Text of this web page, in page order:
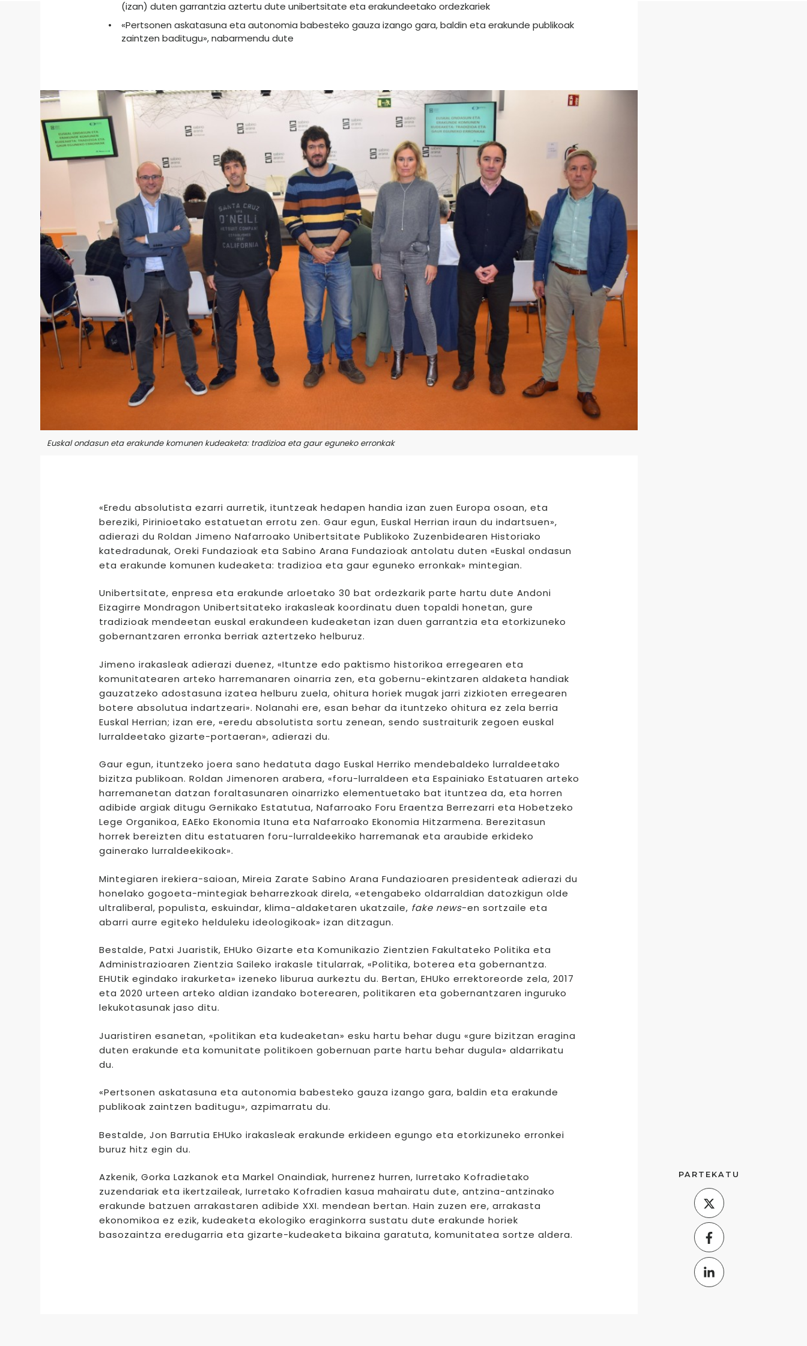
(izan) duten garrantzia aztertu dute unibertsitate eta erakundeetako ordezkariek
«Pertsonen askatasuna eta autonomia babesteko gauza izango gara, baldin eta erakunde publikoak
zaintzen baditugu», nabarmendu dute
Euskal ondasun eta erakunde komunen kudeaketa: tradizioa eta gaur eguneko erronkak
«Eredu absolutista ezarri aurretik, ituntzeak hedapen handia izan zuen Europa osoan, eta
bereziki, Pirinioetako estatuetan errotu zen. Gaur egun, Euskal Herrian iraun du indartsuen»,
adierazi du Roldan Jimeno Nafarroako Unibertsitate Publikoko Zuzenbidearen Historiako
katedradunak, Oreki Fundazioak eta Sabino Arana Fundazioak antolatu duten «Euskal ondasun
eta erakunde komunen kudeaketa: tradizioa eta gaur eguneko erronkak» mintegian.
Unibertsitate, enpresa eta erakunde arloetako 30 bat ordezkarik parte hartu dute Andoni
Eizagirre Mondragon Unibertsitateko irakasleak koordinatu duen topaldi honetan, gure
tradizioak mendeetan euskal erakundeen kudeaketan izan duen garrantzia eta etorkizuneko
gobernantzaren erronka berriak aztertzeko helburuz.
Jimeno irakasleak adierazi duenez, «Ituntze edo paktismo historikoa erregearen eta
komunitatearen arteko harremanaren oinarria zen, eta gobernu-ekintzaren aldaketa handiak
gauzatzeko adostasuna izatea helburu zuela, ohitura horiek mugak jarri zizkioten erregearen
botere absolutua indartzeari». Nolanahi ere, esan behar da ituntzeko ohitura ez zela berria
Euskal Herrian; izan ere, «eredu absolutista sortu zenean, sendo sustraiturik zegoen euskal
lurraldeetako gizarte-portaeran», adierazi du.
Gaur egun, ituntzeko joera sano hedatuta dago Euskal Herriko mendebaldeko lurraldeetako
bizitza publikoan. Roldan Jimenoren arabera, «foru-lurraldeen eta Espainiako Estatuaren arteko
harremanetan datzan foraltasunaren oinarrizko elementuetako bat ituntzea da, eta horren
adibide argiak ditugu Gernikako Estatutua, Nafarroako Foru Eraentza Berrezarri eta Hobetzeko
Lege Organikoa, EAEko Ekonomia Ituna eta Nafarroako Ekonomia Hitzarmena. Berezitasun
horrek bereizten ditu estatuaren foru-lurraldeekiko harremanak eta araubide erkideko
gainerako lurraldeekikoak».
Mintegiaren irekiera-saioan, Mireia Zarate Sabino Arana Fundazioaren presidenteak adierazi du
honelako gogoeta-mintegiak beharrezkoak direla, «etengabeko oldarraldian datozkigun olde
ultraliberal, populista, eskuindar, klima-aldaketaren ukatzaile, fake news-en sortzaile eta
abarri aurre egiteko helduleku ideologikoak» izan ditzagun.
Bestalde, Patxi Juaristik, EHUko Gizarte eta Komunikazio Zientzien Fakultateko Politika eta
Administrazioaren Zientzia Saileko irakasle titularrak, «Politika, boterea eta gobernantza.
EHUtik egindako irakurketa» izeneko liburua aurkeztu du. Bertan, EHUko errektoreorde zela, 2017
eta 2020 urteen arteko aldian izandako boterearen, politikaren eta gobernantzaren inguruko
lekukotasunak jaso ditu.
Juaristiren esanetan, «politikan eta kudeaketan» esku hartu behar dugu «gure bizitzan eragina
duten erakunde eta komunitate politikoen gobernuan parte hartu behar dugula» aldarrikatu
du.
«Pertsonen askatasuna eta autonomia babesteko gauza izango gara, baldin eta erakunde
publikoak zaintzen baditugu», azpimarratu du.
Bestalde, Jon Barrutia EHUko irakasleak erakunde erkideen egungo eta etorkizuneko erronkei
buruz hitz egin du.
Azkenik, Gorka Lazkanok eta Markel Onaindiak, hurrenez hurren, Iurretako Kofradietako
zuzendariak eta ikertzaileak, Iurretako Kofradien kasua mahairatu dute, antzina-antzinako
erakunde batzuen arrakastaren adibide XXI. mendean bertan. Hain zuzen ere, arrakasta
ekonomikoa ez ezik, kudeaketa ekologiko eraginkorra sustatu dute erakunde horiek
basozaintza eredugarria eta gizarte-kudeaketa bikaina garatuta, komunitatea sortze aldera.
PARTEKATU